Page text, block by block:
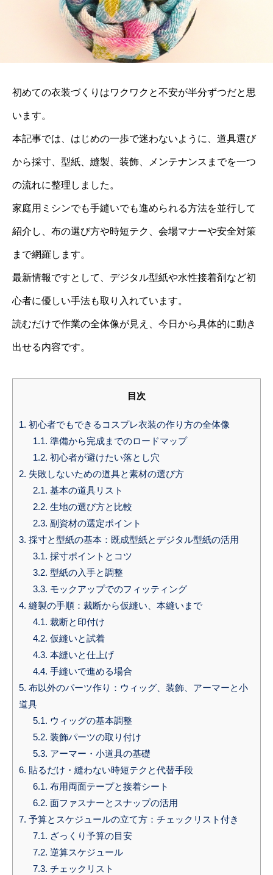
初めての衣装づくりはワクワクと不安が半分ずつだと思
います。
本記事では、はじめの一歩で迷わないように、道具選び
から採寸、型紙、縫製、装飾、メンテナンスまでを一つ
の流れに整理しました。
家庭用ミシンでも手縫いでも進められる方法を並行して
紹介し、布の選び方や時短テク、会場マナーや安全対策
まで網羅します。
最新情報ですとして、デジタル型紙や水性接着剤など初
心者に優しい手法も取り入れています。
読むだけで作業の全体像が見え、今日から具体的に動き
出せる内容です。
目次
1. 初心者でもできるコスプレ衣装の作り方の全体像
1.1. 準備から完成までのロードマップ
1.2. 初心者が避けたい落とし穴
2. 失敗しないための道具と素材の選び方
2.1. 基本の道具リスト
2.2. 生地の選び方と比較
2.3. 副資材の選定ポイント
3. 採寸と型紙の基本：既成型紙とデジタル型紙の活用
3.1. 採寸ポイントとコツ
3.2. 型紙の入手と調整
3.3. モックアップでのフィッティング
4. 縫製の手順：裁断から仮縫い、本縫いまで
4.1. 裁断と印付け
4.2. 仮縫いと試着
4.3. 本縫いと仕上げ
4.4. 手縫いで進める場合
5. 布以外のパーツ作り：ウィッグ、装飾、アーマーと小
道具
5.1. ウィッグの基本調整
5.2. 装飾パーツの取り付け
5.3. アーマー・小道具の基礎
6. 貼るだけ・縫わない時短テクと代替手段
6.1. 布用両面テープと接着シート
6.2. 面ファスナーとスナップの活用
7. 予算とスケジュールの立て方：チェックリスト付き
7.1. ざっくり予算の目安
7.2. 逆算スケジュール
7.3. チェックリスト